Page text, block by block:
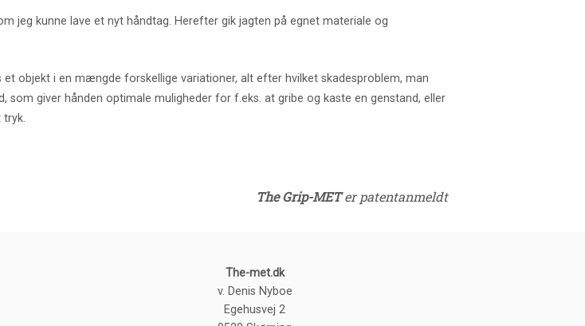
jeg kunne lave et nyt håndtag. Herefter gik jagten på egnet materiale og
objekt i en mængde forskellige variationer, alt efter hvilket skadesproblem, man
som giver hånden optimale muligheder for f.eks. at gribe og kaste en genstand, eller
The Grip-METer patentanmeldt
The-met.dk
v. Denis Nyboe
Egehusvej 2